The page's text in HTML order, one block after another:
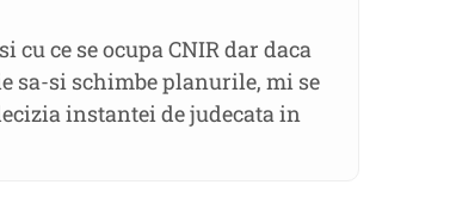
ce se ocupa CNIR dar daca
sa-si schimbe planurile, mi se
instantei de judecata in